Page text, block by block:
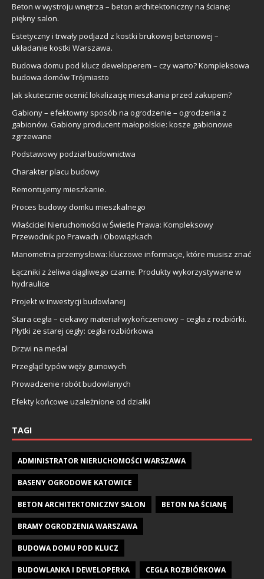
Beton w wystroju wnętrza – beton architektoniczny na ścianę:
piękny salon.
Estetyczny i trwały podjazd z kostki brukowej betonowej –
układanie kostki Warszawa.
Budowa domu pod klucz deweloperem – czy warto? Kompleksowa
budowa domów Trójmiasto
Jak skutecznie ocenić lokalizację mieszkania przed zakupem?
Gabiony – efektowny sposób na ogrodzenie – ogrodzenia z
gabionów. Gabiony producent małopolskie: kosze gabionowe
zgrzewane
Podstawowy podział budownictwa
Charakter placu budowy
Remontujemy mieszkanie.
Proces budowy domku mieszkalnego
Właściciel Nieruchomości w Świetle Prawa: Kompleksowy
Przewodnik po Prawach i Obowiązkach
Manometria przemysłowa: kluczowe informacje, które musisz znać
Łączniki z żeliwa ciągliwego czarne. Produkty wykorzystywane w
hydraulice
Projekt w inwestycji budowlanej
Stara cegła – ciekawy materiał wykończeniowy – cegła z rozbiórki.
Płytki ze starej cegły: cegła rozbiórkowa
Drzwi na medal
Przegląd typów węży gumowych
Prowadzenie robót budowlanych
Efekty końcowe uzależnione od działki
TAGI
ADMINISTRATOR NIERUCHOMOŚCI WARSZAWA
BASENY OGRODOWE KATOWICE
BETON ARCHITEKTONICZNY SALON BETON NA ŚCIANĘ
BRAMY OGRODZENIA WARSZAWA
BUDOWA DOMU POD KLUCZ
BUDOWLANKA I DEWELOPERKA CEGŁA ROZBIÓRKOWA